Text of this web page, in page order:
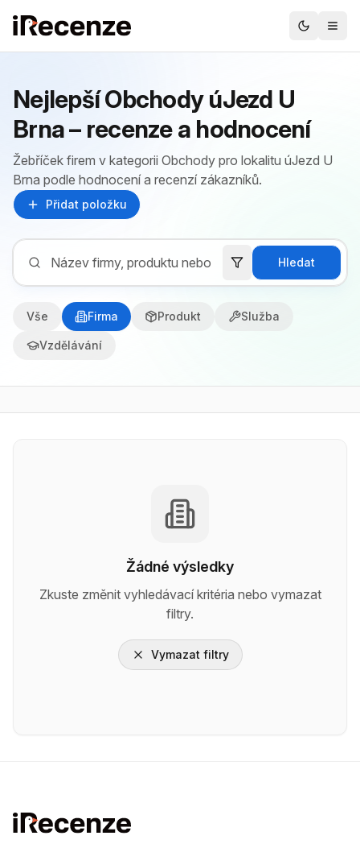
Nejlepší Obchody úJezd U
Brna – recenze a hodnocení
Žebříček firem v kategorii Obchody pro lokalitu úJezd U
Brna podle hodnocení a recenzí zákazníků.
Přidat položku
Hledat
Vše Firma Produkt Služba
Vzdělávání
Žádné výsledky
Zkuste změnit vyhledávací kritéria nebo vymazat
filtry.
Vymazat filtry